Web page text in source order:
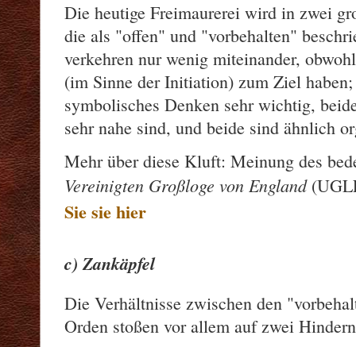
Die heutige Freimaurerei wird in zwei
die als "offen" und "vorbehalten"
verkehren nur wenig miteinander,
(im Sinne der Initiation) zum Ziel
symbolisches Denken sehr wichtig,
sehr nahe sind, und beide sind ähnlich
Mehr über diese Kluft: Meinung des
Vereinigten Großloge von England
Sie sie hier
c) Zankäpfel
Die Verhältnisse zwischen den
Orden stoßen vor allem auf zwei